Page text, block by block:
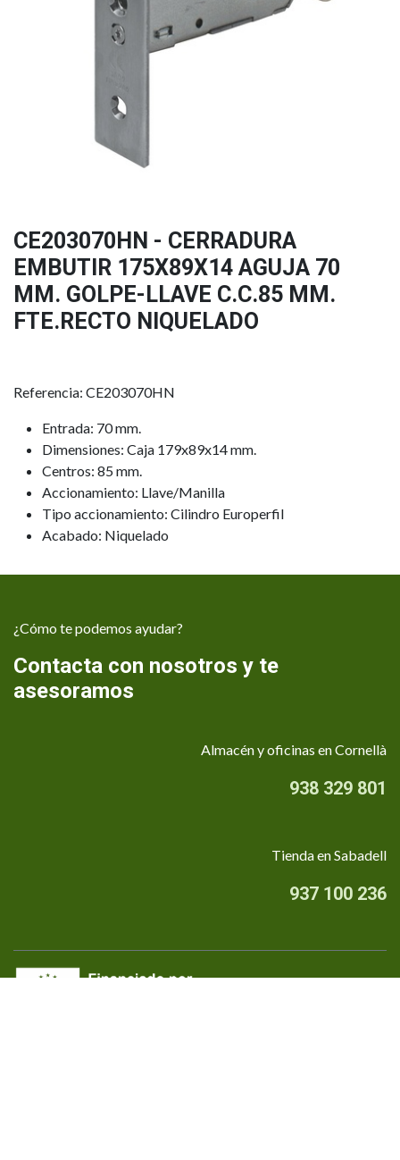
CE203070HN - CERRADURA
EMBUTIR 175X89X14 AGUJA 70
MM. GOLPE-LLAVE C.C.85 MM.
FTE.RECTO NIQUELADO
Referencia: CE203070HN
Entrada: 70 mm.
Dimensiones: Caja 179x89x14 mm.
Centros: 85 mm.
Accionamiento: Llave/Manilla
Tipo accionamiento: Cilindro Europerfil
Acabado: Niquelado
¿Cómo te podemos ayudar?
Contacta con nosotros y te
asesoramos
Almacén y oficinas en Cornellà
938 329 801
Tienda en Sabadell
937 100 236